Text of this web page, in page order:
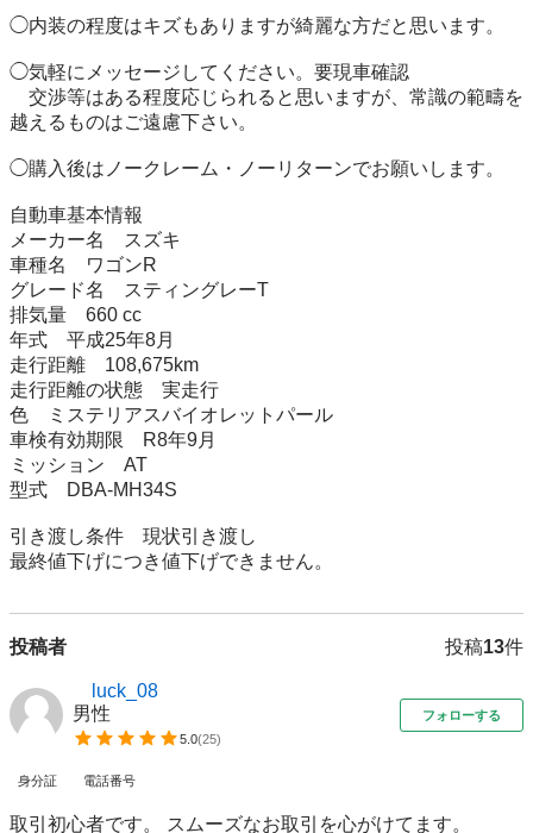
◯内装の程度はキズもありますが綺麗な方だと思います。
◯気軽にメッセージしてください。要現車確認
交渉等はある程度応じられると思いますが、常識の範疇を
越えるものはご遠慮下さい。
◯購入後はノークレーム・ノーリターンでお願いします。
自動車基本情報
メーカー名　スズキ
車種名　ワゴンR
グレード名　スティングレーT
排気量　660 cc
年式　平成25年8月
走行距離　108,675km
走行距離の状態　実走行
色　ミステリアスバイオレットパール
車検有効期限　R8年9月
ミッション　AT
型式　DBA-MH34S
引き渡し条件　現状引き渡し
最終値下げにつき値下げできません。
投稿者 投稿13件
luck_08
男性
5.0(25)
フォローする
身分証 電話番号
取引初心者です。 スムーズなお取引を心がけてます。